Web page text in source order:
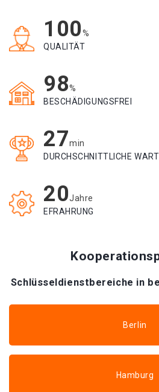
100%
QUALITÄT
98%
BESCHÄDIGUNGSFREI
27min
DURCHSCHNITTLICHE
20Jahre
EFRAHRUNG
Schlüsseldienstbereiche in
Berlin
Hamburg